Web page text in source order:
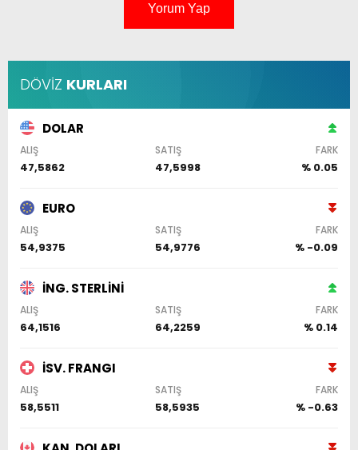
Yorum Yap
DÖVİZ KURLARI
DOLAR
ALIŞ SATIŞ FARK
47,5862 47,5998 % 0.05
EURO
ALIŞ SATIŞ FARK
54,9375 54,9776 % -0.09
İNG. STERLİNİ
ALIŞ SATIŞ FARK
64,1516 64,2259 % 0.14
İSV. FRANGI
ALIŞ SATIŞ FARK
58,5511 58,5935 % -0.63